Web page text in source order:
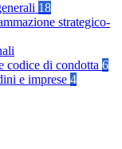
18
strategico-
codice di condotta 6
e imprese 4